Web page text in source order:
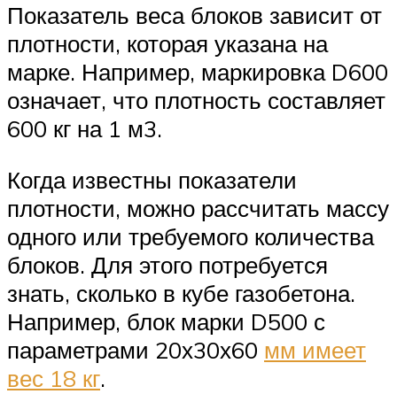
Показатель веса блоков зависит от
плотности, которая указана на
марке. Например, маркировка D600
означает, что плотность составляет
600 кг на 1 м3.
Когда известны показатели
плотности, можно рассчитать массу
одного или требуемого количества
блоков. Для этого потребуется
знать, сколько в кубе газобетона.
Например, блок марки D500 с
параметрами 20х30х60 мм имеет
вес 18 кг.